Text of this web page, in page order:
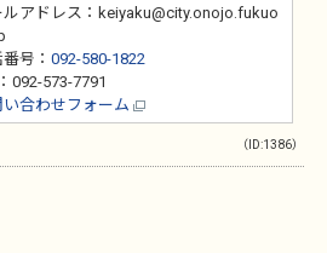
ルアドレス：keiyaku@city.onojo.fukuo
号： 092-580-1822
092-573-7791
い合わせフォーム
（ID:1386）